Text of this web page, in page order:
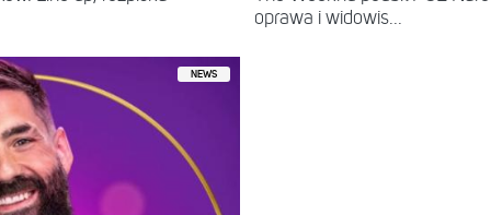
oprawa i widowis...
NEWS